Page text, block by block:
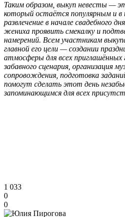
Таким образом, выкуп невесты —
который остаётся популярным и
развлечение в начале свадебного
жениха проявить смекалку и
намерений. Всем участникам
главной его цели — создании
атмосферы для всех
забавного сценария, организация
сопровождения, подготовка
помогут сделать этот день
запоминающимся для всех
1 033
0
0